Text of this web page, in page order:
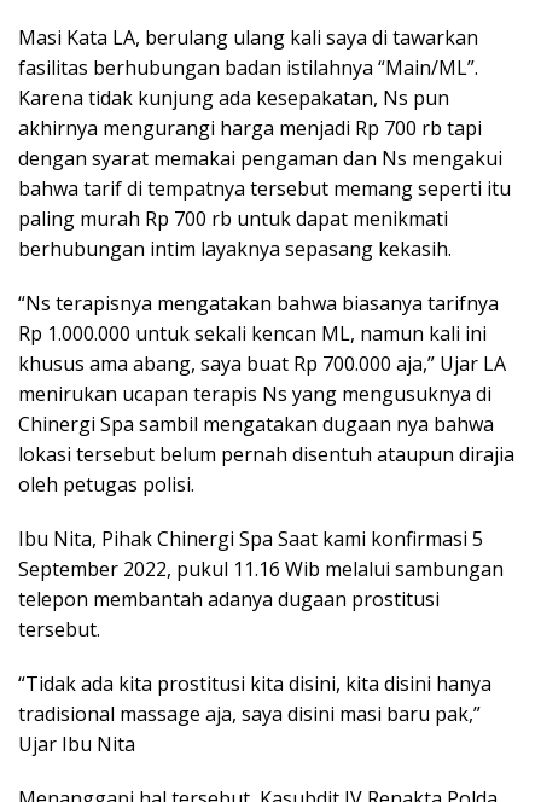
Masi Kata LA, berulang ulang kali saya di tawarkan
fasilitas berhubungan badan istilahnya “Main/ML”.
Karena tidak kunjung ada kesepakatan, Ns pun
akhirnya mengurangi harga menjadi Rp 700 rb tapi
dengan syarat memakai pengaman dan Ns mengakui
bahwa tarif di tempatnya tersebut memang seperti itu
paling murah Rp 700 rb untuk dapat menikmati
berhubungan intim layaknya sepasang kekasih.
“Ns terapisnya mengatakan bahwa biasanya tarifnya
Rp 1.000.000 untuk sekali kencan ML, namun kali ini
khusus ama abang, saya buat Rp 700.000 aja,” Ujar LA
menirukan ucapan terapis Ns yang mengusuknya di
Chinergi Spa sambil mengatakan dugaan nya bahwa
lokasi tersebut belum pernah disentuh ataupun dirajia
oleh petugas polisi.
Ibu Nita, Pihak Chinergi Spa Saat kami konfirmasi 5
September 2022, pukul 11.16 Wib melalui sambungan
telepon membantah adanya dugaan prostitusi
tersebut.
“Tidak ada kita prostitusi kita disini, kita disini hanya
tradisional massage aja, saya disini masi baru pak,”
Ujar Ibu Nita